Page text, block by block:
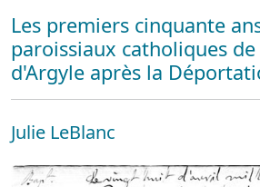
Les premiers cinquante
paroissiaux catholiques
d'Argyle après la
Julie LeBlanc